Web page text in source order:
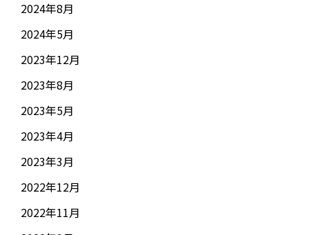
2024年8月
2024年5月
2023年12月
2023年8月
2023年5月
2023年4月
2023年3月
2022年12月
2022年11月